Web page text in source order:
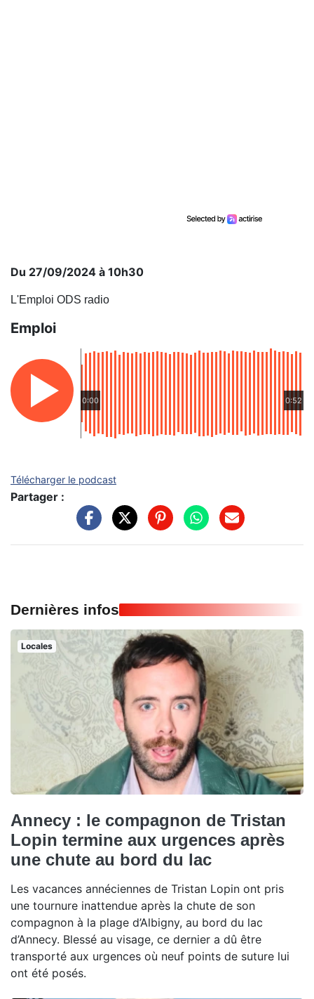
Du 27/09/2024 à 10h30
L'Emploi ODS radio
Emploi
0:00 0:52
Télécharger le podcast
Partager :
Dernières infos
Locales
Annecy : le compagnon de Tristan
Lopin termine aux urgences après
une chute au bord du lac
Les vacances annéciennes de Tristan Lopin ont pris
une tournure inattendue après la chute de son
compagnon à la plage d’Albigny, au bord du lac
d’Annecy. Blessé au visage, ce dernier a dû être
transporté aux urgences où neuf points de suture lui
ont été posés.